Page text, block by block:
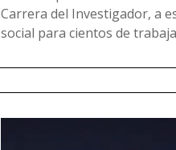
Carrera del Investigador, a
social para cientos de